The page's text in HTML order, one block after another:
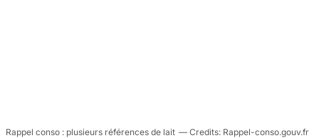
Rappel conso : plusieurs références de lait Rappel-conso.gouv.fr